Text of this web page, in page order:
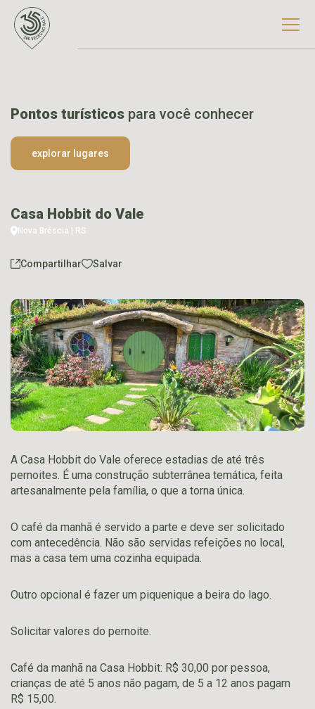
Pontos turísticos para você conhecer
explorar lugares
Casa Hobbit do Vale
Nova Bréscia | RS
Compartilhar Salvar
A Casa Hobbit do Vale oferece estadias de até três
pernoites. É uma construção subterrânea temática, feita
artesanalmente pela família, o que a torna única.
O café da manhã é servido a parte e deve ser solicitado
com antecedência. Não são servidas refeições no local,
mas a casa tem uma cozinha equipada.
Outro opcional é fazer um piquenique a beira do lago.
Solicitar valores do pernoite.
Café da manhã na Casa Hobbit: R$ 30,00 por pessoa,
crianças de até 5 anos não pagam, de 5 a 12 anos pagam
R$ 15,00.